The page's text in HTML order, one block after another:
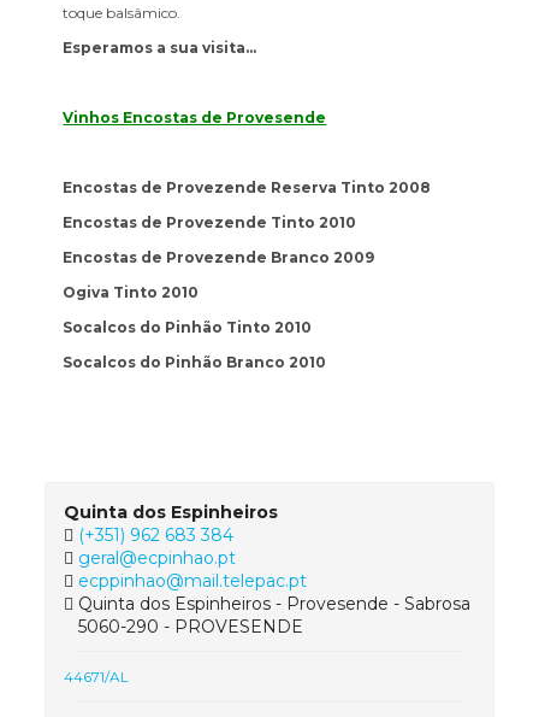
toque balsâmico.
Esperamos a sua visita...
Vinhos Encostas de Provesende
Encostas de Provezende Reserva Tinto 2008
Encostas de Provezende Tinto 2010
Encostas de Provezende Branco 2009
Ogiva Tinto 2010
Socalcos do Pinhão Tinto 2010
Socalcos do Pinhão Branco 2010
Quinta dos Espinheiros
(+351) 962 683 384
geral@ecpinhao.pt
ecppinhao@mail.telepac.pt
Quinta dos Espinheiros - Provesende - Sabrosa
5060-290 - PROVESENDE
44671/AL